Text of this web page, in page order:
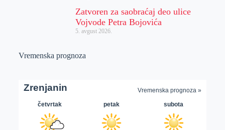
Zatvoren za saobraćaj deo ulice
Vojvode Petra Bojovića
5. avgust 2026.
Vremenska prognoza